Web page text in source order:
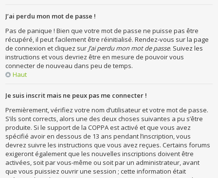
J’ai perdu mon mot de passe !
Pas de panique ! Bien que votre mot de passe ne puisse pas être
récupéré, il peut facilement être réinitialisé. Rendez-vous sur la page
de connexion et cliquez sur J’ai perdu mon mot de passe. Suivez les
instructions et vous devriez être en mesure de pouvoir vous
connecter de nouveau dans peu de temps.
Haut
Je suis inscrit mais ne peux pas me connecter !
Premièrement, vérifiez votre nom d’utilisateur et votre mot de passe.
S’ils sont corrects, alors une des deux choses suivantes a pu s’être
produite. Si le support de la COPPA est activé et que vous avez
spécifié avoir en dessous de 13 ans pendant l’inscription, vous
devrez suivre les instructions que vous avez reçues. Certains forums
exigeront également que les nouvelles inscriptions doivent être
activées, soit par vous-même ou soit par un administrateur, avant
que vous puissiez ouvrir une session ; cette information était